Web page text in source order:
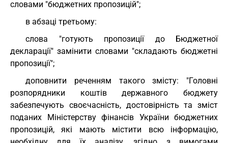
словами "бюджетних пропозицій";
в абзаці третьому:
слова "готують пропозиції до Бюджетної
декларації" замінити словами "складають бюджетні
пропозиції";
доповнити реченням такого змісту: "Головні
розпорядники коштів державного бюджету
забезпечують своєчасність, достовірність та зміст
поданих Міністерству фінансів України бюджетних
пропозицій, які мають містити всю інформацію,